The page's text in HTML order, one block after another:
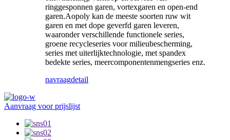
ringgesponnen garen, vortexgaren en open-end
garen.Aopoly kan de meeste soorten ruw wit
garen en met dope geverfd garen leveren,
waaronder verschillende functionele series,
groene recycleseries voor milieubescherming,
series met uiterlijktechnologie, met spandex
bedekte series, meercomponentenmengseries enz.
navraagdetail
Aanvraag voor prijslijst